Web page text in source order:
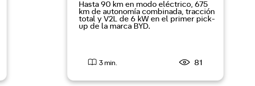
Hasta 90 km en modo eléctrico, 675
km de autonomía combinada, tracción
total y V2L de 6 kW en el primer pick-
up de la marca BYD.
3 min. 81